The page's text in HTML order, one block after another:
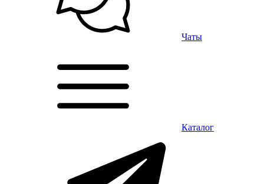
Чаты
Каталог